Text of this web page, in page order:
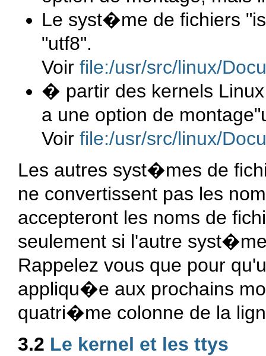
Le syst�me de fichiers
"utf8".
Voir file:/usr/src/linux/
� partir des kernels
a une option de
Voir file:/usr/src/linux/
Les autres syst�mes de
ne convertissent pas les
accepteront les noms de
seulement si l'autre
Rappelez vous que pour
appliqu�e aux prochains
quatri�me colonne de la
3.2 Le kernel et les ttys